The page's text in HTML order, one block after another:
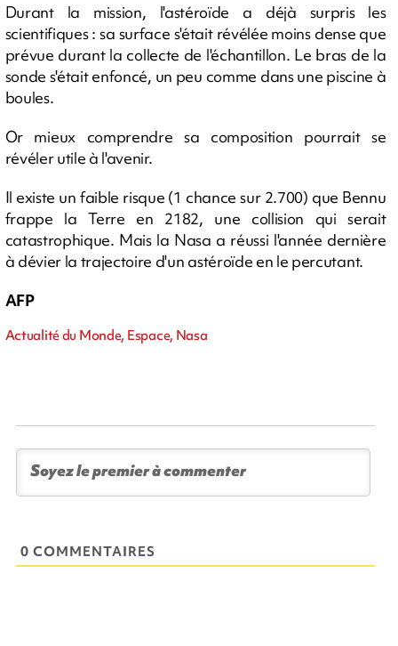
Durant la mission, l'astéroïde a déjà surpris les
scientifiques : sa surface s'était révélée moins dense que
prévue durant la collecte de l'échantillon. Le bras de la
sonde s'était enfoncé, un peu comme dans une piscine à
boules.
Or mieux comprendre sa composition pourrait se
révéler utile à l'avenir.
Il existe un faible risque (1 chance sur 2.700) que Bennu
frappe la Terre en 2182, une collision qui serait
catastrophique. Mais la Nasa a réussi l'année dernière
à dévier la trajectoire d'un astéroïde en le percutant.
AFP
Actualité du Monde, Espace, Nasa
0 COMMENTAIRES